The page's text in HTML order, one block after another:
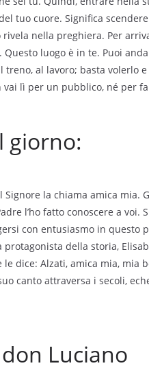
tuo cuore. Significa
nella preghiera. Per
luogo è in te. Puoi
al lavoro; basta volerlo
lì per un pubblico, né per
giorno:
la chiama amica mia.
l’ho fatto conoscere a voi.
con entusiasmo in questo
della storia,
dice: Alzati, amica mia, mia
canto attraversa i secoli,
Luciano